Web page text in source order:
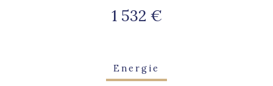
1 532 €
Energie